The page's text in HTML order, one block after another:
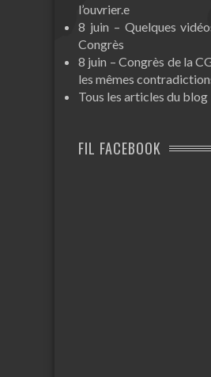
l’ouvrier.e
8 juin – Quelques
Congrès
8 juin – Congrès de la
les mêmes
Tous les articles du blog
FIL FACEBOOK